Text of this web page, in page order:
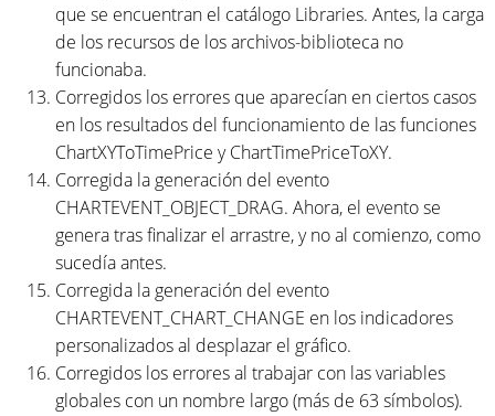
que se encuentran el catálogo Libraries. Antes, la carga
de los recursos de los archivos-biblioteca no
funcionaba.
Corregidos los errores que aparecían en ciertos casos
en los resultados del funcionamiento de las funciones
ChartXYToTimePrice y ChartTimePriceToXY.
Corregida la generación del evento
CHARTEVENT_OBJECT_DRAG. Ahora, el evento se
genera tras finalizar el arrastre, y no al comienzo, como
sucedía antes.
Corregida la generación del evento
CHARTEVENT_CHART_CHANGE en los indicadores
personalizados al desplazar el gráfico.
Corregidos los errores al trabajar con las variables
globales con un nombre largo (más de 63 símbolos).